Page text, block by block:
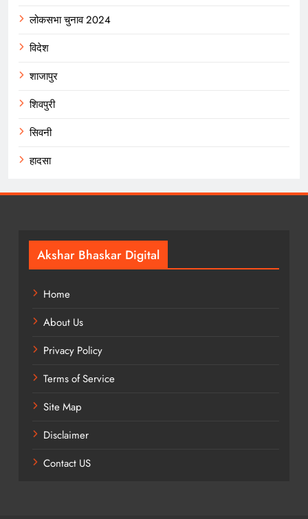
लोकसभा चुनाव 2024
विदेश
शाजापुर
शिवपुरी
सिवनी
हादसा
Akshar Bhaskar Digital
Home
About Us
Privacy Policy
Terms of Service
Site Map
Disclaimer
Contact US